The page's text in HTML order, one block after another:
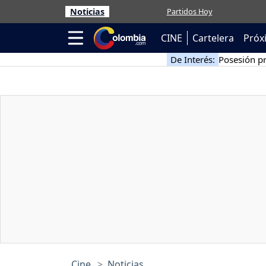
Noticias Partidos Hoy
CINE Cartelera
De Interés: Posesión